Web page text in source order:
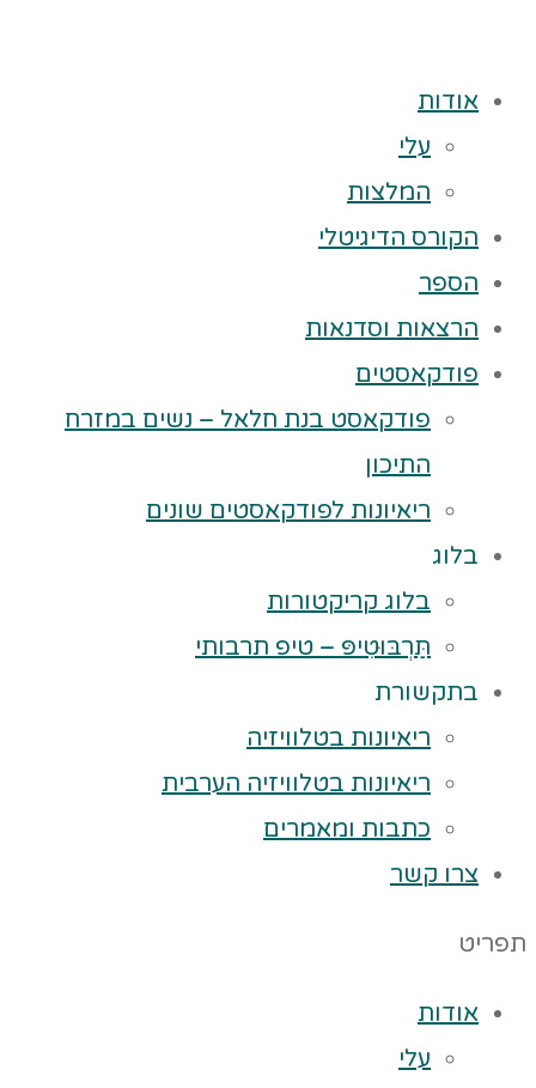
אודות
עלי
המלצות
הקורס הדיגיטלי
הספר
הרצאות וסדנאות
פודקאסטים
פודקאסט בנת חלאל – נשים במזרח
התיכון
ריאיונות לפודקאסטים שונים
בלוג
בלוג קריקטורות
תַּרְבּוּטִיפּ – טיפ תרבותי
בתקשורת
ריאיונות בטלוויזיה
ריאיונות בטלוויזיה הערבית
כתבות ומאמרים
צרו קשר
תפריט
אודות
עלי